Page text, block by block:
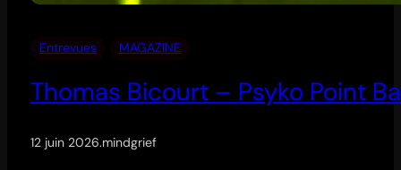
Entrevues MAGAZINE
Thomas Bicourt – Psyko Point
12 juin 2026.mindgrief